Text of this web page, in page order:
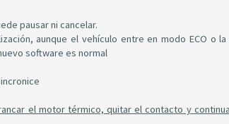
pausar ni cancelar.
aunque el vehículo entre en modo ECO o la
software es normal
el motor térmico, quitar el contacto y